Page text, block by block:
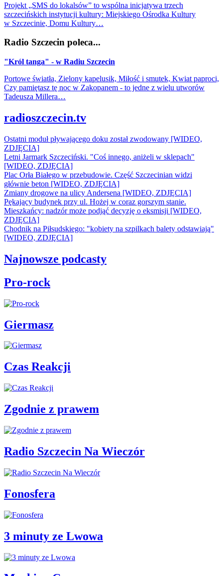
Projekt „SMS do lokalsów” to wspólna inicjatywa trzech
szczecińskich instytucji kultury: Miejskiego Ośrodka Kultury
w Szczecinie, Domu Kultury…
Radio Szczecin poleca...
"Król tanga" - w Radiu Szczecin
Portowe światła, Zielony kapelusik, Miłość i smutek, Kwiat paproci,
Czy pamiętasz tę noc w Zakopanem - to jedne z wielu utworów
Tadeusza Millera…
radioszczecin.tv
Ostatni moduł pływającego doku został zwodowany [WIDEO,
ZDJĘCIA]
Letni Jarmark Szczeciński. "Coś innego, aniżeli w sklepach"
[WIDEO, ZDJĘCIA]
Plac Orła Białego w przebudowie. Część Szczecinian widzi
głównie beton [WIDEO, ZDJĘCIA]
Zmiany drogowe na ulicy Andersena [WIDEO, ZDJĘCIA]
Pękający budynek przy ul. Hożej w coraz gorszym stanie.
Mieszkańcy: nadzór może podjąć decyzję o eksmisji [WIDEO,
ZDJĘCIA]
Chodnik na Piłsudskiego: "kobiety na szpilkach balety odstawiają"
[WIDEO, ZDJĘCIA]
Najnowsze podcasty
Pro-rock
Giermasz
Czas Reakcji
Zgodnie z prawem
Radio Szczecin Na Wieczór
Fonosfera
3 minuty ze Lwowa